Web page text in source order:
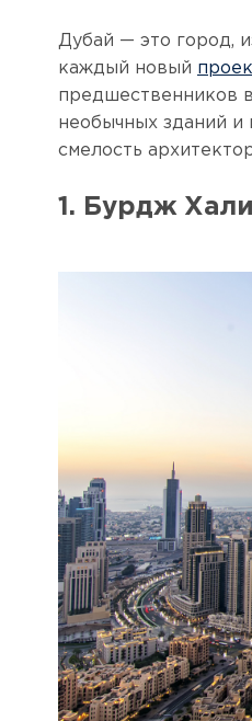
Дубай — это город,
каждый новый
предшественников
необычных зданий
смелость
1. Бурдж